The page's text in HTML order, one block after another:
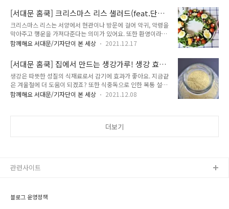
은 최고의 요리비결, 안동찜닭을 만들어 볼게요. 김선영 셰프님
레시피를 응용해서 만들었어요. 재료..
황현산 선생님에 대한 글을 읽은 기억이 떠올랐습니다. "... 고려
대학교 불어불문학과 교수를 지낸 우리나라의 대표적인 문학평
론가이며, 많은 책을 번역하고 지은 책도 만다. 2018년도 타계
한 그의 글은 많은 독자들에게 읽히고 있다.." 그래서일까요. 이
책은 오래 만나지 못했다가 만나는 친구처럼 반가웠습니다. 작가
습니다. 모두 67편의 산문이 실려 있는데 유려하고 군더더기 없
이 깔끔하고 담백..
[서대문 홈쿡] 크리스마스 리스 샐러드(feat.단
감, 체다치즈) 만들기
크리스마스 리스는 서양에서 현관이나 방문에 걸어 악귀, 악령을
막아주고 행운을 가져다준다는 의미가 있어요. 또한 환영이라는
의미도 있어서 크리스마스에 사람들을 집으로 초대하면서 환영
드를 만들어 볼게요. 재료 어린잎 1/2팩, 방울토마토 10개, 단감
1/2개, 삶은 달걀 1개, 적양배추채 약간, 체다치즈 1장, 블랙 올
리브 1큰술, 캔옥수수 1큰술, 시판 발사믹 드레싱 5큰술 등 어린
잎, 단감, 적양배추, 방울토마토, 삶은 달걀, 체다치즈, 캔옥수수
알, 블랙올리브 등등을 준비합니다. 기호에 따라서 좋아하는 걸
함께해요 서대문/기자단이 본 세상 2021.12.17
[서대문 홈쿡] 집에서 만드는 생강가루! 생강 효
능은?
생강은 따뜻한 성질의 식재료로서 감기에 효과가 좋아요. 지금같
은 겨울철에 더 도움이 되겠죠? 또한 식중독으로 인한 복통 설사
에도 효과가 있답니다. 혈액순환 촉진에도 도움을 준다고 하네
오늘은 집에서 생강가루를 만들어 볼까합니다. 재료 생강 1kg
실에 넣었다가 양파망에서 문..
함께해요 서대문/기자단이 본 세상 2021.12.08
더보기
블로그 운영정책
관련사이트